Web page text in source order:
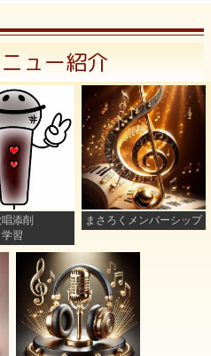
ュー紹介
添削
学習
まさろくメンバーシップ